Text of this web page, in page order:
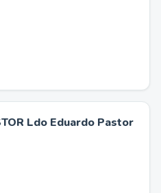
Ldo Eduardo Pastor